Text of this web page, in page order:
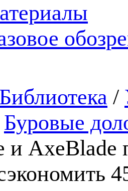
Библиотека /
Буровые
и AxeBlade